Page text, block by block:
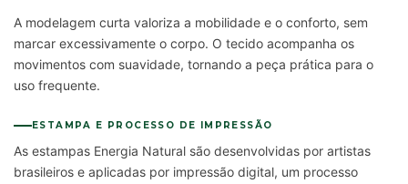
A modelagem curta valoriza a mobilidade e o conforto, sem
marcar excessivamente o corpo. O tecido acompanha os
movimentos com suavidade, tornando a peça prática para o
uso frequente.
ESTAMPA E PROCESSO DE IMPRESSÃO
As estampas Energia Natural são desenvolvidas por artistas
brasileiros e aplicadas por impressão digital, um processo